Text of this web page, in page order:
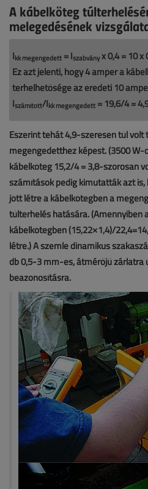
A kábelköteg
melegedésének
Ikk megengedett = Iszabványx 0,4 = 10 x
Ez azt jelenti, hogy 4 amper a
terhelhetősége az eredeti 10
Iszámított/Ikk megengedett = 19,6/4 =
Eszerint tehát 4,9-szeresen túl volt
megengedetthez képest. (3500
kábelköteg 15,2/4 = 3,8-szorosan
számítások pedig kimutatták azt
jött létre a kábelkötegben a
túlterhelés hatására. (Amennyiben
kábelkötegben (15,22×1,4)/
létre.) A szemle dinamikus
db 0,5-3 mm-es, átmérőjű zárlatra
beazonosításra.